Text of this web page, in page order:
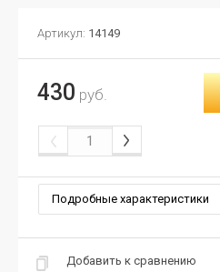
Артикул: 14149
430 руб.
Подробные характеристики
Добавить к сравнению